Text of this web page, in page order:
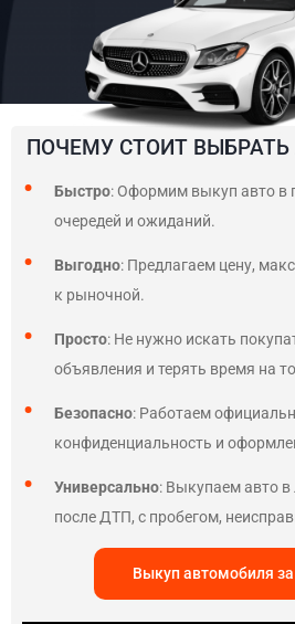
ПОЧЕМУ СТОИТ ВЫБРАТЬ
Быстро: Оформим выкуп авто в
очередей и ожиданий.
Выгодно: Предлагаем цену,
к рыночной.
Просто: Не нужно искать
объявления и терять время на
Безопасно: Работаем
конфиденциальность и
Универсально: Выкупаем авто
после ДТП, с пробегом,
Выкуп автомобиля